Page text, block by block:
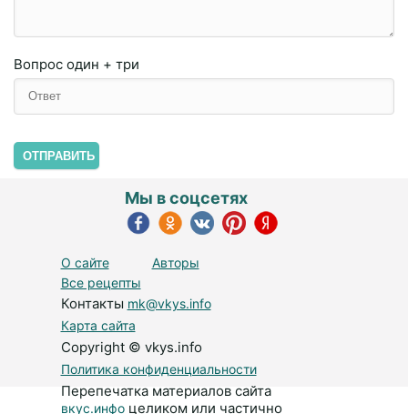
Вопрос один + три
ОТПРАВИТЬ
О сайте
Авторы
Все рецепты
Контакты mk@vkys.info
Карта сайта
Copyright © vkys.info
Политика конфиденциальности
Перепечатка материалов сайта
вкус.инфоцеликом или частично
Мы в соцсетях